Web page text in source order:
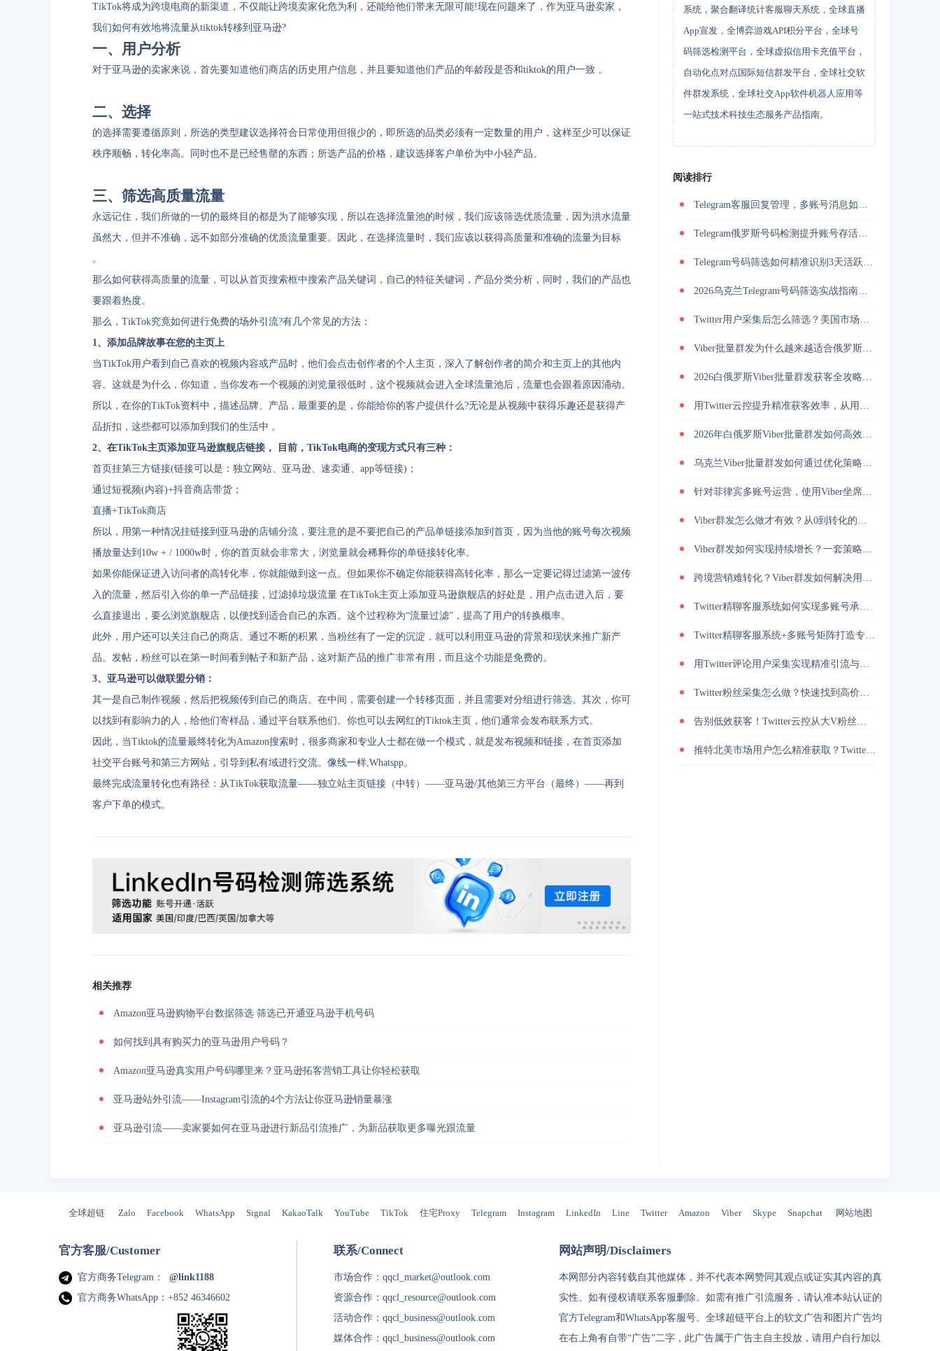
TikTok将成为跨境电商的新渠道，不仅能让跨境卖家化危为利，还能给他们带来无限可能!现在问题来了，作为亚马逊卖家，
我们如何有效地将流量从tiktok转移到亚马逊?
一、用户分析
对于亚马逊的卖家来说，首先要知道他们商店的历史用户信息，并且要知道他们产品的年龄段是否和tiktok的用户一致 。
二、选择
的选择需要遵循原则，所选的类型建议选择符合日常使用但很少的，即所选的品类必须有一定数量的用户，这样至少可以保证
秩序顺畅，转化率高。同时也不是已经售罄的东西；所选产品的价格，建议选择客户单价为中小轻产品。
三、筛选高质量流量
永远记住，我们所做的一切的最终目的都是为了能够实现，所以在选择流量池的时候，我们应该筛选优质流量，因为洪水流量
虽然大，但并不准确，远不如部分准确的优质流量重要。因此，在选择流量时，我们应该以获得高质量和准确的流量为目标
。
那么如何获得高质量的流量，可以从首页搜索框中搜索产品关键词，自己的特征关键词，产品分类分析，同时，我们的产品也
要跟着热度。
那么，TikTok究竟如何进行免费的场外引流?有几个常见的方法：
1、添加品牌故事在您的主页上
当TikTok用户看到自己喜欢的视频内容或产品时，他们会点击创作者的个人主页，深入了解创作者的简介和主页上的其他内
容。这就是为什么，你知道，当你发布一个视频的浏览量很低时，这个视频就会进入全球流量池后，流量也会跟着原因涌动。
所以，在你的TikTok资料中，描述品牌、产品，最重要的是，你能给你的客户提供什么?无论是从视频中获得乐趣还是获得产
品折扣，这些都可以添加到我们的生活中 。
2、在TikTok主页添加亚马逊旗舰店链接， 目前，TikTok电商的变现方式只有三种：
首页挂第三方链接(链接可以是：独立网站、亚马逊、速卖通、app等链接)；
通过短视频(内容)+抖音商店带货；
直播+TikTok商店
所以，用第一种情况挂链接到亚马逊的店铺分流，要注意的是不要把自己的产品单链接添加到首页，因为当他的账号每次视频
播放量达到10w + / 1000w时，你的首页就会非常大，浏览量就会稀释你的单链接转化率。
如果你能保证进入访问者的高转化率，你就能做到这一点。但如果你不确定你能获得高转化率，那么一定要记得过滤第一波传
入的流量，然后引入你的单一产品链接，过滤掉垃圾流量 在TikTok主页上添加亚马逊旗舰店的好处是，用户点击进入后，要
么直接退出，要么浏览旗舰店，以便找到适合自己的东西。这个过程称为“流量过滤”，提高了用户的转换概率。
此外，用户还可以关注自己的商店。通过不断的积累，当粉丝有了一定的沉淀，就可以利用亚马逊的背景和现状来推广新产
品。发帖，粉丝可以在第一时间看到帖子和新产品，这对新产品的推广非常有用，而且这个功能是免费的。
3、亚马逊可以做联盟分销：
其一是自己制作视频，然后把视频传到自己的商店。在中间，需要创建一个转移页面，并且需要对分组进行筛选。其次，你可
以找到有影响力的人，给他们寄样品，通过平台联系他们。你也可以去网红的Tiktok主页，他们通常会发布联系方式。
因此，当Tiktok的流量最终转化为Amazon搜索时，很多商家和专业人士都在做一个模式，就是发布视频和链接，在首页添加
社交平台账号和第三方网站，引导到私有域进行交流。像线一样,Whatspp。
最终完成流量转化也有路径：从TikTok获取流量——独立站主页链接（中转）——亚马逊/其他第三方平台（最终）——再到
客户下单的模式。
相关推荐
Amazon亚马逊购物平台数据筛选 筛选已开通亚马逊手机号码
如何找到具有购买力的亚马逊用户号码？
Amazon亚马逊真实用户号码哪里来？亚马逊拓客营销工具让你轻松获取
亚马逊站外引流——Instagram引流的4个方法让你亚马逊销量暴涨
亚马逊引流——卖家要如何在亚马逊进行新品引流推广，为新品获取更多曝光跟流量
系统，聚合翻译统计客服聊天系统，全球直播
App宣发，全博弈游戏API积分平台，全球号
码筛选检测平台，全球虚拟信用卡充值平台，
自动化点对点国际短信群发平台，全球社交软
件群发系统，全球社交App软件机器人应用等
一站式技术科技生态服务产品指南。
阅读排行
Telegram客服回复管理，多账号消息如何统一承接
Telegram俄罗斯号码检测提升账号存活率的关键技巧
Telegram号码筛选如何精准识别3天活跃用户并降低封号风险？
2026乌克兰Telegram号码筛选实战指南与精准营销方法？
Twitter用户采集后怎么筛选？美国市场活跃用户筛选提升私信回复率
Viber批量群发为什么越来越适合俄罗斯海外营销团队做用户触达？
2026白俄罗斯Viber批量群发获客全攻略，解决触达慢与转化低
用Twitter云控提升精准获客效率，从用户筛选到私信转化完整解析
2026年白俄罗斯Viber批量群发如何高效引流？
乌克兰Viber批量群发如何通过优化策略提升回复率与转化效果
针对菲律宾多账号运营，使用Viber坐席客服系统降低人力管理成本
Viber群发怎么做才有效？从0到转化的实战路径
Viber群发如何实现持续增长？一套策略放大转化能力
跨境营销难转化？Viber群发如何解决用户触达问题？
Twitter精聊客服系统如何实现多账号承接与转化提升
Twitter精聊客服系统+多账号矩阵打造专业增长策略
用Twitter评论用户采集实现精准引流与高转化的方法
Twitter粉丝采集怎么做？快速找到高价值用户
告别低效获客！Twitter云控从大V粉丝采集到私信自动转化的实操闭环
推特北美市场用户怎么精准获取？Twitter地区筛选实战技巧分享
全球超链 Zalo Facebook WhatsApp Signal KakaoTalk YouTube TikTok 住宅Proxy Telegram Instagram LinkedIn Line Twitter Amazon Viber Skype Snapchat 网站地图
官方客服/Customer
官方商务Telegram：
@link1188
官方商务WhatsApp：+852 46346602
联系/Connect
市场合作： qqcl_market@outlook.com
资源合作： qqcl_resource@outlook.com
活动合作： qqcl_business@outlook.com
媒体合作： qqcl_business@outlook.com
网站声明/Disclaimers
本网部分内容转载自其他媒体，并不代表本网赞同其观点或证实其内容的真
实性。如有侵权请联系客服删除。如需有推广引流服务，请认准本站认证的
官方Telegram和WhatsApp客服号。 全球超链平台上的软文广告和图片广告均
在右上角有自带“广告”二字，此广告属于广告主自主投放，请用户自行加以